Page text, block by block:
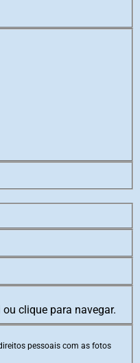
clique para navegar.
pessoais com as fotos